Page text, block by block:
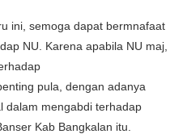
ini, semoga dapat bermnafaat
NU. Karena apabila NU maj,
pula, dengan adanya
dalam mengabdi terhadap
Kab Bangkalan itu.